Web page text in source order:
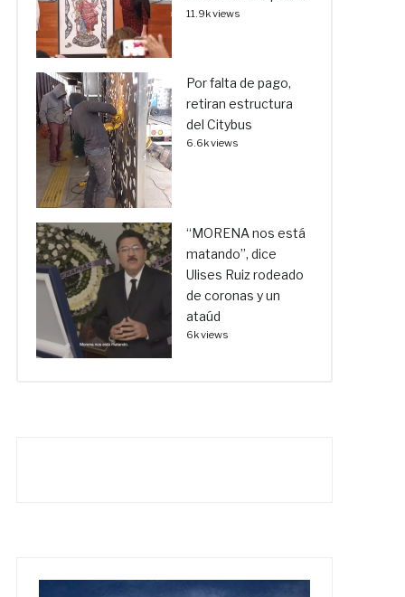
11.9k views
Por falta de pago,
retiran estructura
del Citybus
6.6k views
“MORENA nos está
matando”, dice
Ulises Ruiz rodeado
de coronas y un
ataúd
6k views